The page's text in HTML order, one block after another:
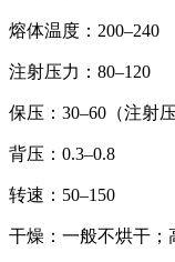
熔体温度：200–240
注射压力：80–120
保压：30–60（注射压
背压：0.3–0.8
转速：50–150
干燥：一般不烘干；